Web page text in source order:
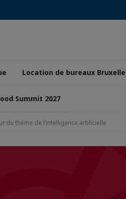
Location de bureaux
Summit 2027
du thème de l’intelligence artificielle